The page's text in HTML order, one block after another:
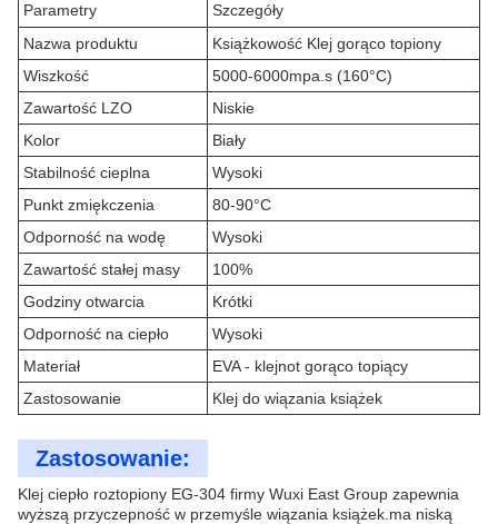
Parametry
Szczegóły
Nazwa produktu
Książkowość Klej gorąco topiony
Wiszkość
5000-6000mpa.s (160°C)
Zawartość LZO
Niskie
Kolor
Biały
Stabilność cieplna
Wysoki
Punkt zmiękczenia
80-90°C
Odporność na wodę
Wysoki
Zawartość stałej masy
100%
Godziny otwarcia
Krótki
Odporność na ciepło
Wysoki
Materiał
EVA - klejnot gorąco topiący
Zastosowanie
Klej do wiązania książek
Zastosowanie:
Klej ciepło roztopiony EG-304 firmy Wuxi East Group zapewnia
wyższą przyczepność w przemyśle wiązania książek.ma niską